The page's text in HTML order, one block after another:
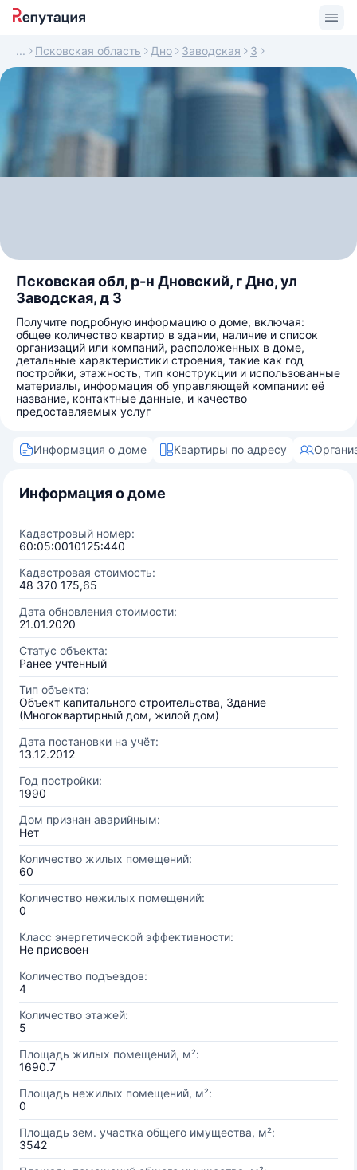
Псковская область Дно Заводская 3
Псковская обл, р-н Дновский, г Дно, ул
Заводская, д 3
Получите подробную информацию о доме, включая:
общее количество квартир в здании, наличие и список
организаций или компаний, расположенных в доме,
детальные характеристики строения, такие как год
постройки, этажность, тип конструкции и использованные
материалы, информация об управляющей компании: её
название, контактные данные, и качество
предоставляемых услуг
Информация о доме Квартиры по адресу
Информация о доме
Кадастровый номер:
60:05:0010125:440
Кадастровая стоимость:
48 370 175,65
Дата обновления стоимости:
21.01.2020
Статус объекта:
Ранее учтенный
Тип объекта:
Объект капитального строительства, Здание
(Многоквартирный дом, жилой дом)
Дата постановки на учёт:
13.12.2012
Год постройки:
1990
Дом признан аварийным:
Нет
Количество жилых помещений:
60
Количество нежилых помещений:
0
Класс энергетической эффективности:
Не присвоен
Количество подъездов:
4
Количество этажей:
5
Площадь жилых помещений, м²:
1690.7
Площадь нежилых помещений, м²:
0
Площадь зем. участка общего имущества, м²:
3542